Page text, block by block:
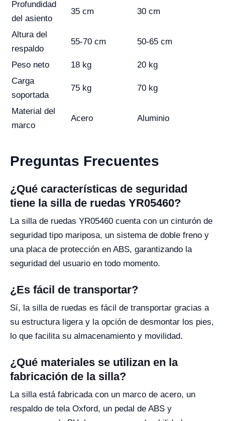
Profundidad
del asiento
35 cm 30 cm
Altura del
respaldo
55-70 cm 50-65 cm
Peso neto 18 kg
20 kg
Carga
soportada
75 kg 70 kg
Material del
marco
Acero Aluminio
Preguntas Frecuentes
¿Qué características de seguridad
tiene la silla de ruedas YR05460?
La silla de ruedas YR05460 cuenta con un cinturón de
seguridad tipo mariposa, un sistema de doble freno y
una placa de protección en ABS, garantizando la
seguridad del usuario en todo momento.
¿Es fácil de transportar?
Sí, la silla de ruedas es fácil de transportar gracias a
su estructura ligera y la opción de desmontar los pies,
lo que facilita su almacenamiento y movilidad.
¿Qué materiales se utilizan en la
fabricación de la silla?
La silla está fabricada con un marco de acero, un
respaldo de tela Oxford, un pedal de ABS y